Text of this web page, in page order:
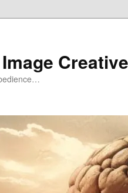
Creative